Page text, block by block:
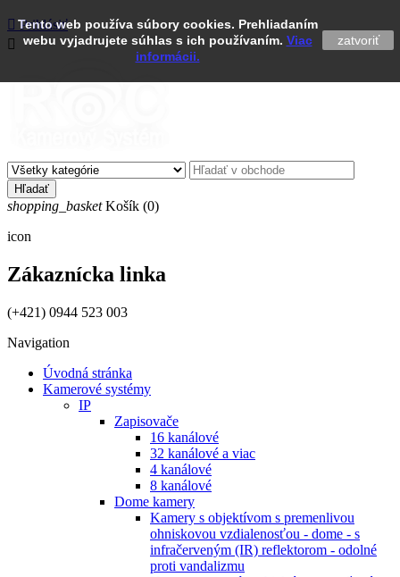
Tento web používa súbory cookies. Prehliadaním
webu vyjadrujete súhlas s ich používaním. Viac
informácii.
zatvoriť
 Prihlásiť

Hľadať
shopping_basket Košík (0)
icon
Zákaznícka linka
(+421) 0944 523 003
Navigation
Úvodná stránka
Kamerové systémy
IP
Zapisovače
16 kanálové
32 kanálové a viac
4 kanálové
8 kanálové
Dome kamery
Kamery s objektívom s premenlivou
ohniskovou vzdialenosťou - dome - s
infračerveným (IR) reflektorom - odolné
proti vandalizmu